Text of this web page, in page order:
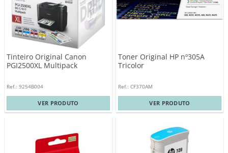
Tinteiro Original Canon
PGI2500XL Multipack
Ref.: 9254B004
VER PRODUTO
Toner Original HP nº305A
Tricolor
Ref.: CF370AM
VER PRODUTO